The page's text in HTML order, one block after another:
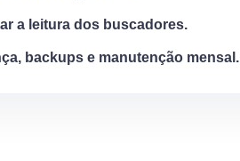
a leitura dos buscadores.
backups e manutenção mensal.